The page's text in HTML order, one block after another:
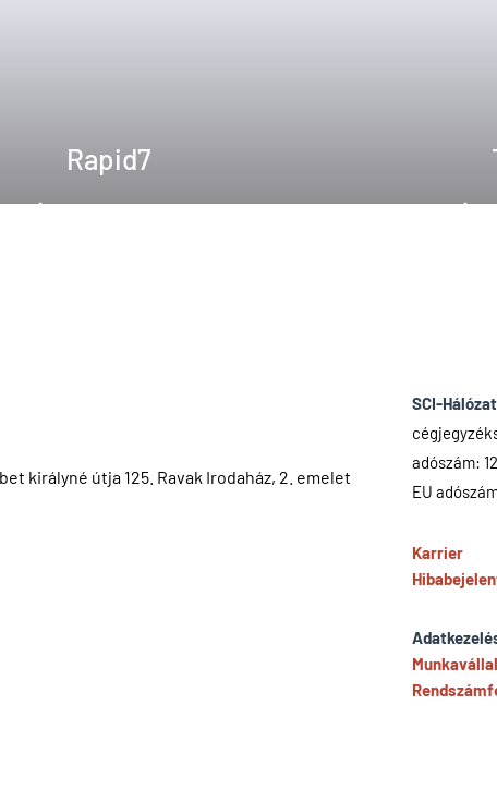
Rapid7
királyné útja 125. Ravak Irodaház, 2. emelet
SCI-
adószám:
EU
Karrier